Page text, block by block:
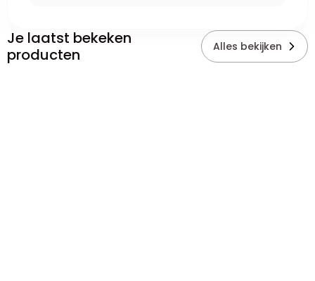
Je laatst bekeken
producten
Alles bekijken